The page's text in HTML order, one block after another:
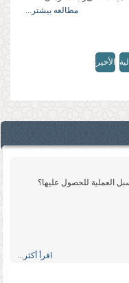
مطالعه بیشتر...
الأخيرة
العملیة للحصول علیها؟
اقرأ أكثر...